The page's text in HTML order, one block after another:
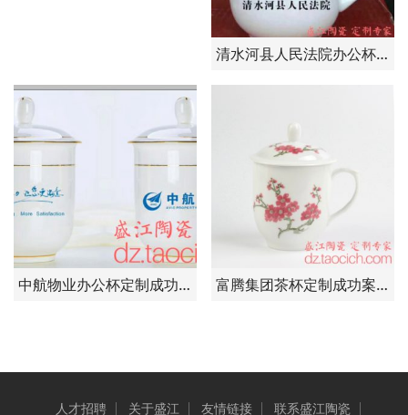
清水河县人民法院办公杯定制成功案例 景德镇盛江陶瓷
中航物业办公杯定制成功案例 景德镇盛江陶瓷 富腾集团茶杯定制成功案例 景德镇盛江陶瓷
人才招聘 关于盛江 友情链接 联系盛江陶瓷